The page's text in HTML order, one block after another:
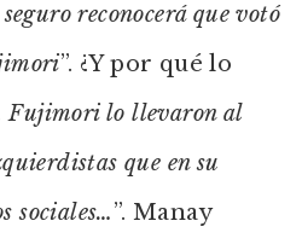
reconocerá que votó
”. ¿Y por qué lo
Fujimori lo llevaron al
que en su
sociales…”. Manay